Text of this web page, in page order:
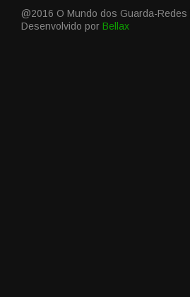
@2016 O Mundo dos Guarda-Redes |
Desenvolvido por Bellax